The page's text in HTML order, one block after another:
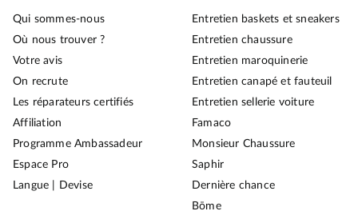
Qui sommes-nous
Où nous trouver ?
Votre avis
On recrute
Les réparateurs certifiés
Affiliation
Programme Ambassadeur
Espace Pro
Langue | Devise
Entretien baskets et sneakers
Entretien chaussure
Entretien maroquinerie
Entretien canapé et fauteuil
Entretien sellerie voiture
Famaco
Monsieur Chaussure
Saphir
Dernière chance
Bōme